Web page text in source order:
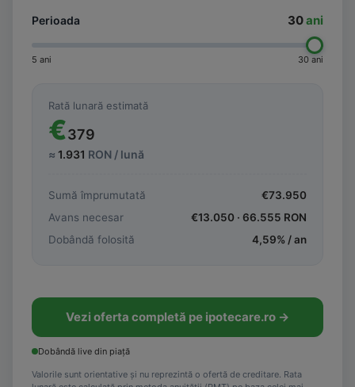
Perioada 30ani
5 ani 30 ani
Rată lunară estimată
€379
≈ 1.931 RON / lună
Sumă împrumutată €73.950
Avans necesar
€13.050 · 66.555 RON
Dobândă folosită
4,59% / an
Vezi oferta completă pe ipotecare.ro →
Dobândă live din piață
Valorile sunt orientative și nu reprezintă o ofertă de creditare. Rata